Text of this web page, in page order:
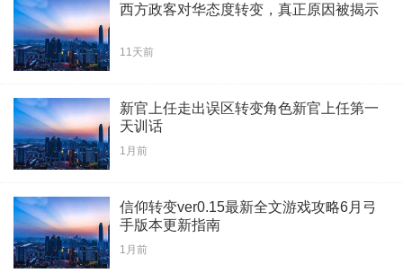
西方政客对华态度转变，真正原因被揭示
11天前
新官上任走出误区转变角色新官上任第一
天训话
1月前
信仰转变ver0.15最新全文游戏攻略6月弓
手版本更新指南
1月前